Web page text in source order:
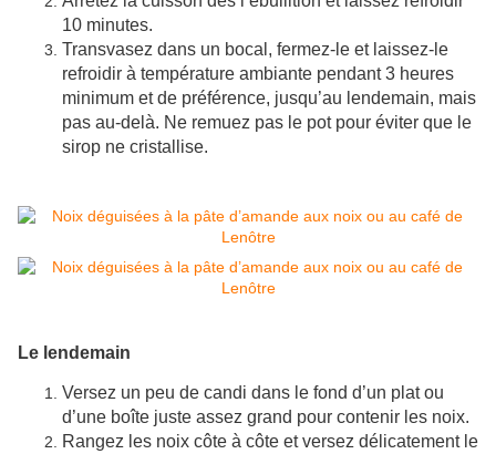
10 minutes.
Transvasez dans un bocal, fermez-le et laissez-le
refroidir à température ambiante pendant 3 heures
minimum et de préférence, jusqu’au lendemain, mais
pas au-delà. Ne remuez pas le pot pour éviter que le
sirop ne cristallise.
Le lendemain
Versez un peu de candi dans le fond d’un plat ou
d’une boîte juste assez grand pour contenir les noix.
Rangez les noix côte à côte et versez délicatement le